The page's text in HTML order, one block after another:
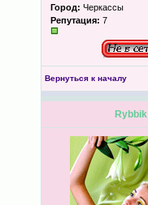
Город: Черкассы
Репутация: 7
Вернуться к началу
Rybbik